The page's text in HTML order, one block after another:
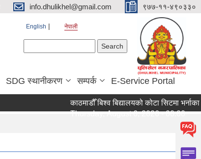
info.dhulikhel@gmail.com ९७७-११-४९०३३०
English नेपाली
SDG स्थानीकरण सम्पर्क E-Service Portal
काठमाडौँ बिश्व बिद्यालयको कोटा सिटमा
Thursday, August 6, 2026 - 00:00